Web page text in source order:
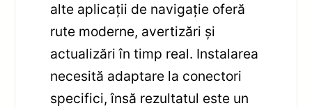
alte aplicații de navigație oferă
rute moderne, avertizări și
actualizări în timp real. Instalarea
necesită adaptare la conectori
specifici, însă rezultatul este un